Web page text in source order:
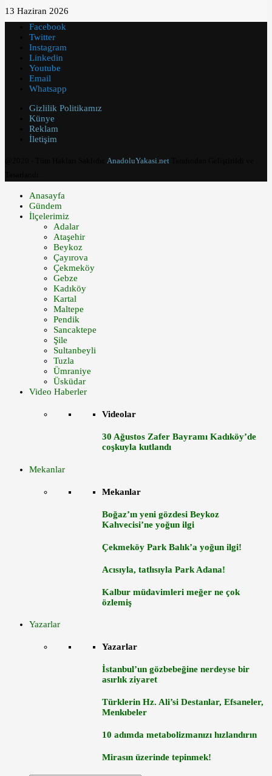
13 Haziran 2026
Facebook
Twitter
Instagram
Linkedin
Youtube
Email
Whatsapp
Gizlilik Politikamız
Künye
Reklam
İletişim
AnadoluYakasi.net
Anasayfa
Gündem
İlçelerimiz
Adalar
Ataşehir
Beykoz
Çayırova
Çekmeköy
Gebze
Kadıköy
Kartal
Maltepe
Pendik
Sancaktepe
Şile
Sultanbeyli
Tuzla
Ümraniye
Üsküdar
Video Haberler
Videolar
30 Ağustos Zafer Bayramı Kadıköy’de
coşkuyla kutlandı
Mekanlar
Mekanlar
Boğaz’ın yeni gözdesi Beykoz
Kahvecisi’ne yoğun ilgi
Çekmeköy Park Balık’a yoğun ilgi!
Acısıyla, tatlısıyla Park Adana!
Kalbur müdavimleri meğer ne çok
özlemiş
Yazarlar
Yazarlar
İstanbul’un gözbebeğine nerdeyse bir
asırlık ziyaret
Türklerin Hz. Ali’si Destanlar, Efsaneler,
Menkıbeler
10 adımda metabolizmanızı hızlandırın
Mirasın üzerinde tepinmek!